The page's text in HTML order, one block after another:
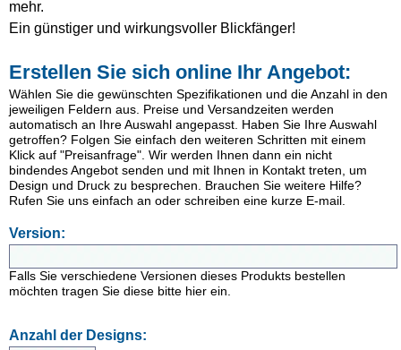
mehr.
Ein günstiger und wirkungsvoller Blickfänger!
Erstellen Sie sich online Ihr Angebot:
Wählen Sie die gewünschten Spezifikationen und die Anzahl in den
jeweiligen Feldern aus. Preise und Versandzeiten werden
automatisch an Ihre Auswahl angepasst. Haben Sie Ihre Auswahl
getroffen? Folgen Sie einfach den weiteren Schritten mit einem
Klick auf "Preisanfrage". Wir werden Ihnen dann ein nicht
bindendes Angebot senden und mit Ihnen in Kontakt treten, um
Design und Druck zu besprechen. Brauchen Sie weitere Hilfe?
Rufen Sie uns einfach an oder schreiben eine kurze E-mail.
Version:
Falls Sie verschiedene Versionen dieses Produkts bestellen
möchten tragen Sie diese bitte hier ein.
Anzahl der Designs: